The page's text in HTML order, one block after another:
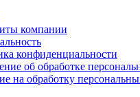
компании
конфиденциальности
об обработке
на обработку